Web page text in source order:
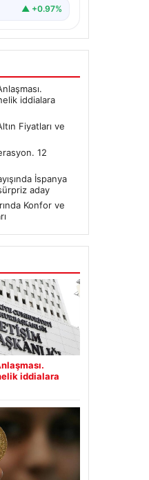
▲ +0.97%
iddialara
Fiyatları ve
12
İspanya
aday
Konfor ve
iddialara